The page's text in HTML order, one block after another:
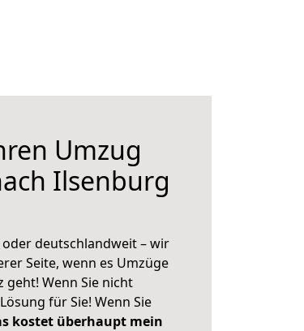
Umzug
Ilsenburg
oder deutschlandweit – wir
Seite, wenn es Umzüge
Wenn Sie nicht
für Sie! Wenn Sie
kostet überhaupt mein